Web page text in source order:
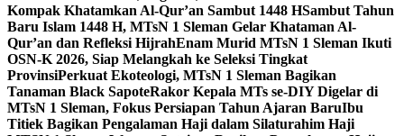
Kompak Khatamkan Al-Qur’an Sambut 1448 HSambut Tahun
Baru Islam 1448 H, MTsN 1 Sleman Gelar Khataman Al-
Qur’an dan Refleksi HijrahEnam Murid MTsN 1 Sleman Ikuti
OSN-K 2026, Siap Melangkah ke Seleksi Tingkat
ProvinsiPerkuat Ekoteologi, MTsN 1 Sleman Bagikan
Tanaman Black SapoteRakor Kepala MTs se-DIY Digelar di
MTsN 1 Sleman, Fokus Persiapan Tahun Ajaran BaruIbu
Titiek Bagikan Pengalaman Haji dalam Silaturahim Haji